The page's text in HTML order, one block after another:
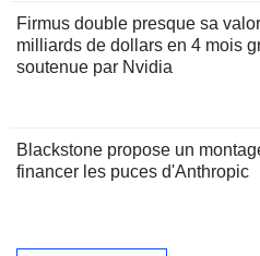
Firmus double presque sa
milliards de dollars en 4 mois
soutenue par Nvidia
Blackstone propose un
financer les puces d'Anthropic